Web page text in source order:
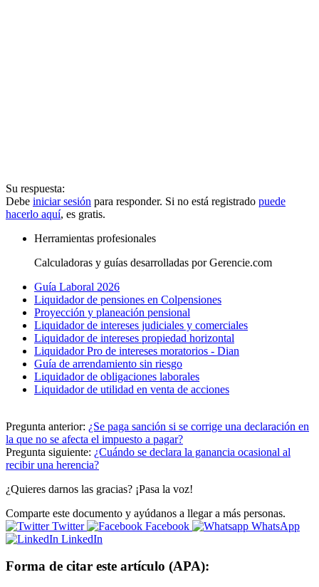
Su respuesta:
Debe iniciar sesión para responder. Si no está registrado puede
hacerlo aquí, es gratis.
Herramientas profesionales
Calculadoras y guías desarrolladas por Gerencie.com
Guía Laboral 2026
Liquidador de pensiones en Colpensiones
Proyección y planeación pensional
Liquidador de intereses judiciales y comerciales
Liquidador de intereses propiedad horizontal
Liquidador Pro de intereses moratorios - Dian
Guía de arrendamiento sin riesgo
Liquidador de obligaciones laborales
Liquidador de utilidad en venta de acciones
Pregunta anterior: ¿Se paga sanción si se corrige una declaración en
la que no se afecta el impuesto a pagar?
Pregunta siguiente: ¿Cuándo se declara la ganancia ocasional al
recibir una herencia?
¿Quieres darnos las gracias? ¡Pasa la voz!
Comparte este documento y ayúdanos a llegar a más personas.
Twitter
Facebook
WhatsApp
LinkedIn
Forma de citar este artículo (APA):